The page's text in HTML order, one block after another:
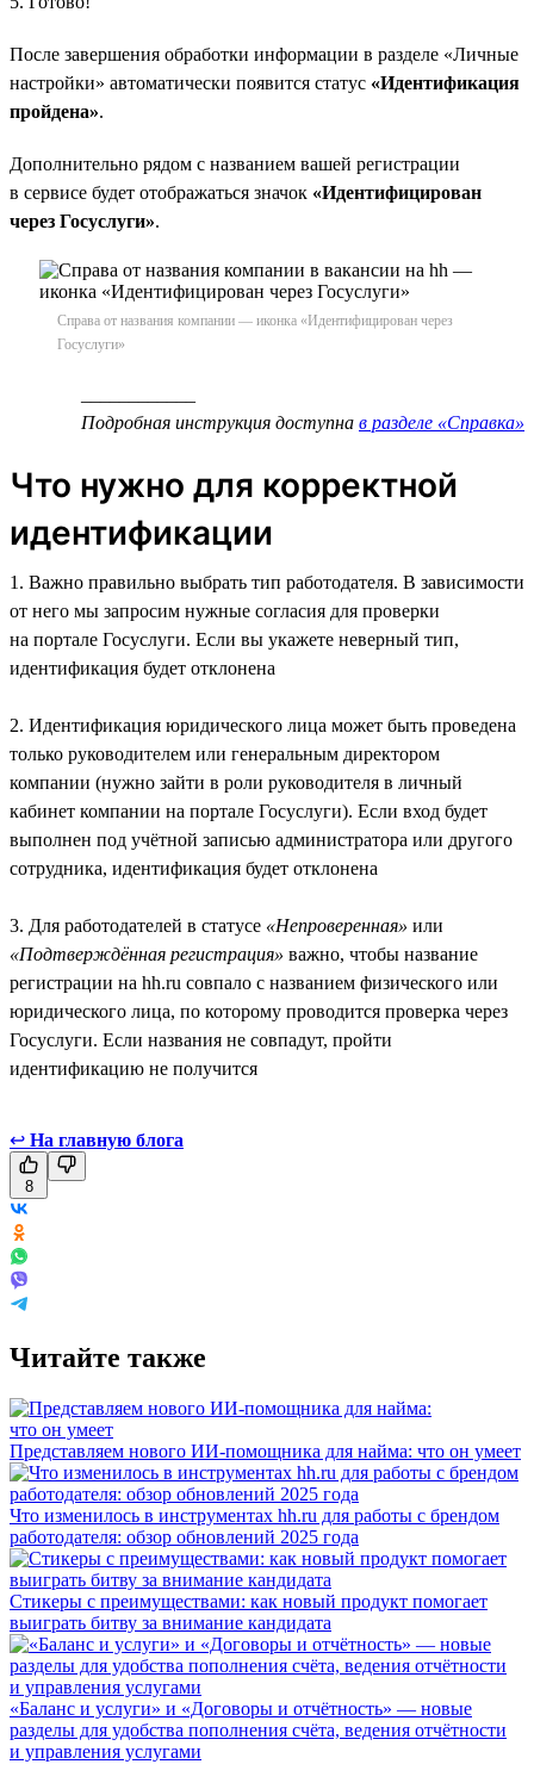
После завершения обработки информации в разделе «Личные
настройки» автоматически появится статус «Идентификация
пройдена».
Дополнительно рядом с названием вашей регистрации
в сервисе будет отображаться значок «Идентифицирован
через Госуслуги».
Справа от названия компании — иконка «Идентифицирован через
Госуслуги»
Подробная инструкция доступна в разделе «Справка»
Что нужно для корректной
идентификации
1. Важно правильно выбрать тип работодателя. В зависимости
от него мы запросим нужные согласия для проверки
на портале Госуслуги. Если вы укажете неверный тип,
идентификация будет отклонена
2. Идентификация юридического лица может быть проведена
только руководителем или генеральным директором
компании (нужно зайти в роли руководителя в личный
кабинет компании на портале Госуслуги). Если вход будет
выполнен под учётной записью администратора или другого
сотрудника, идентификация будет отклонена
3. Для работодателей в статусе «Непроверенная» или
«Подтверждённая регистрация» важно, чтобы название
регистрации на hh.ru совпало с названием физического или
юридического лица, по которому проводится проверка через
Госуслуги. Если названия не совпадут, пройти
идентификацию не получится
↩ На главную блога
8
Читайте также
Представляем нового ИИ-помощника для найма: что он умеет
Что изменилось в инструментах hh.ru для работы с брендом
работодателя: обзор обновлений 2025 года
Стикеры с преимуществами: как новый продукт помогает
выиграть битву за внимание кандидата
«Баланс и услуги» и «Договоры и отчётность» — новые
разделы для удобства пополнения счёта, ведения отчётности
и управления услугами